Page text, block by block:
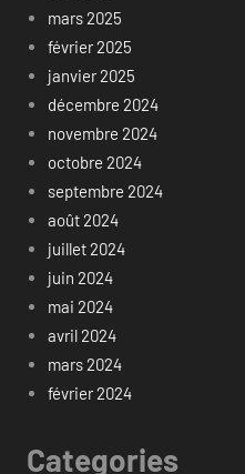
mars 2025
février 2025
janvier 2025
décembre 2024
novembre 2024
octobre 2024
septembre 2024
août 2024
juillet 2024
juin 2024
mai 2024
avril 2024
mars 2024
février 2024
Categories